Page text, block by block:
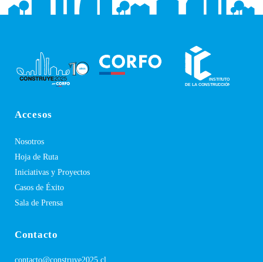
Accesos
Nosotros
Hoja de Ruta
Iniciativas y Proyectos
Casos de Éxito
Sala de Prensa
Contacto
contacto@construye2025.cl